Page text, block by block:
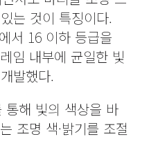
는 것이 특징이다.
서 16 이하 등급을
임 내부에 균일한 빛
발했다.
통해 빛의 색상을 바
조명 색·밝기를 조절